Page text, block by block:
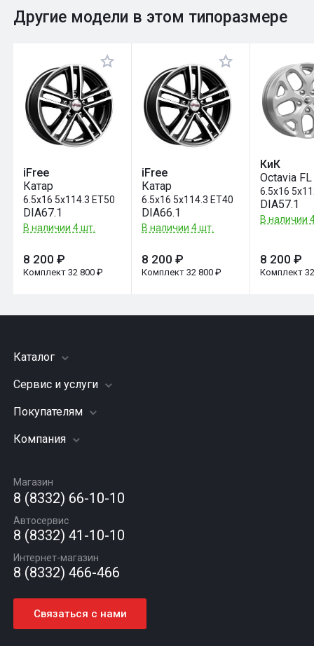
Оставить отзыв
Общий рейтинг 0
Другие модели в этом типоразмере
iFree
Катар
6.5x16 5x114.3 ET50
DIA67.1
В наличии 4 шт.
8 200 ₽
Комплект 32 800 ₽
iFree
Катар
6.5x16 5x114.3 ET40
DIA66.1
В наличии 4 шт.
8 200 ₽
Комплект 32 800 ₽
КиК
Octavia FL
6.5x16
DIA57.1
В наличии
8 200 ₽
Комплект
Каталог
Шины
Грузовые шины
Диски
Автомасла
Сервис и услуги
Заправка кондиционера
Подвеска (ходовая часть)
Шиномонтаж
Покупателям
Акции
Гарантии и возврат
Компания
Вакансии
Новости
Статьи
Контакты
Магазин
8 (8332) 66-10-10
Автосервис
8 (8332) 41-10-10
Интернет-магазин
8 (8332) 466-466
Связаться с нами